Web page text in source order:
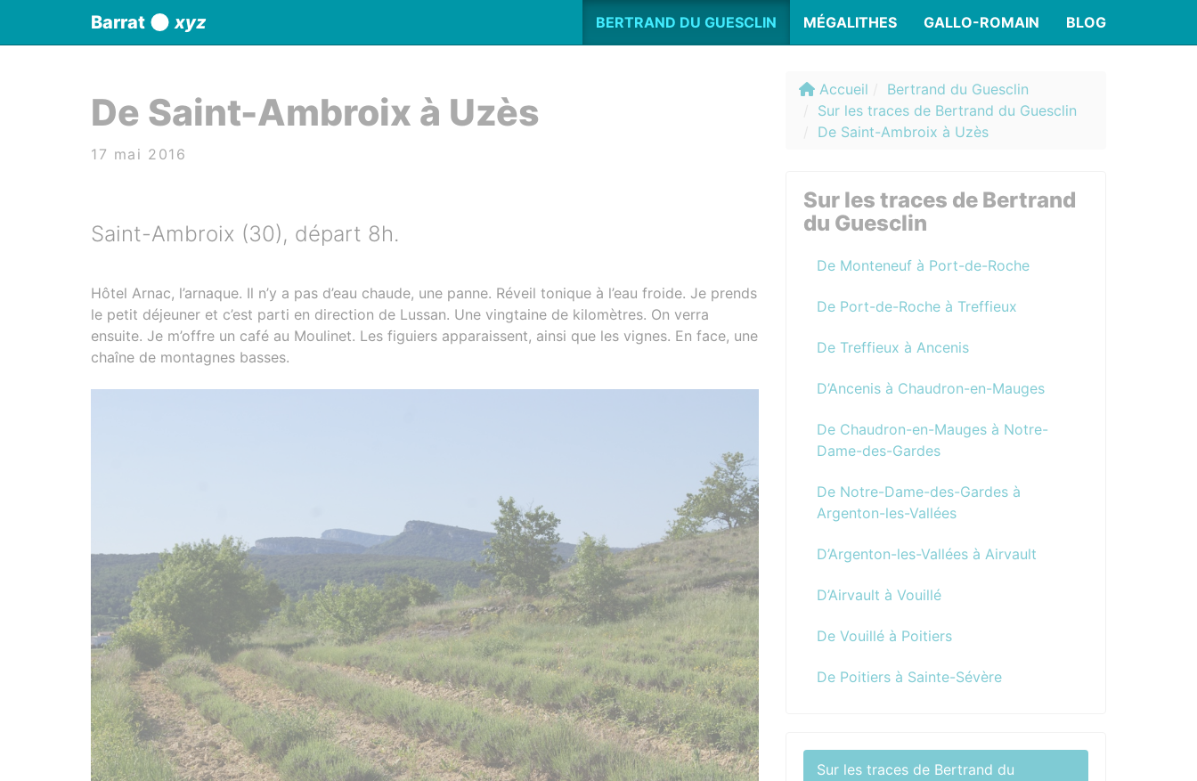
Barrat xyz BERTRAND DU GUESCLIN MÉGALITHES GALLO-ROMAIN BLOG
De Saint-Ambroix à Uzès
17 mai 2016
Saint-Ambroix (30), départ 8h.
Hôtel Arnac, l’arnaque. Il n’y a pas d’eau chaude, une panne. Réveil tonique à l’eau froide. Je prends
le petit déjeuner et c’est parti en direction de Lussan. Une vingtaine de kilomètres. On verra
ensuite. Je m’offre un café au Moulinet. Les figuiers apparaissent, ainsi que les vignes. En face, une
chaîne de montagnes basses.
Accueil
Bertrand du Guesclin
Sur les traces de Bertrand du Guesclin
De Saint-Ambroix à Uzès
Sur les traces de Bertrand
du Guesclin
De Monteneuf à Port-de-Roche
De Port-de-Roche à Treffieux
De Treffieux à Ancenis
D’Ancenis à Chaudron-en-Mauges
De Chaudron-en-Mauges à Notre-
Dame-des-Gardes
De Notre-Dame-des-Gardes à
Argenton-les-Vallées
D’Argenton-les-Vallées à Airvault
D’Airvault à Vouillé
De Vouillé à Poitiers
De Poitiers à Sainte-Sévère
Sur les traces de Bertrand du
Panneau de gestion des cookies